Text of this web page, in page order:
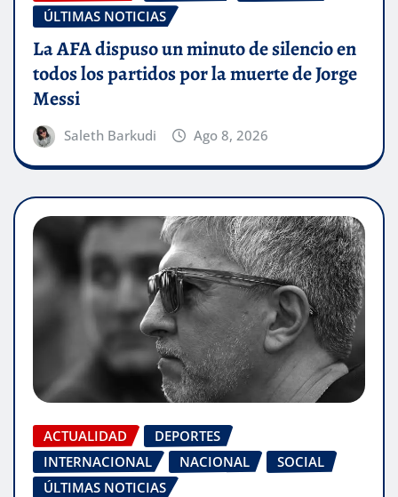
ÚLTIMAS NOTICIAS
La AFA dispuso un minuto de silencio en
todos los partidos por la muerte de Jorge
Messi
Saleth Barkudi Ago 8, 2026
ACTUALIDAD
DEPORTES
INTERNACIONAL
NACIONAL
SOCIAL
ÚLTIMAS NOTICIAS